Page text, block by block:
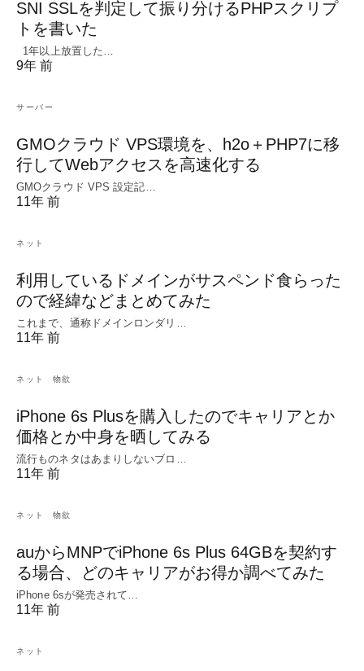
SNI SSLを判定して振り分けるPHPスクリプ
トを書いた
1年以上放置した…
9年 前
サーバー
GMOクラウド VPS環境を、h2o＋PHP7に移
行してWebアクセスを高速化する
GMOクラウド VPS 設定記…
11年 前
ネット
利用しているドメインがサスペンド食らった
ので経緯などまとめてみた
これまで、通称ドメインロンダリ…
11年 前
ネット 物欲
iPhone 6s Plusを購入したのでキャリアとか
価格とか中身を晒してみる
流行ものネタはあまりしないブロ…
11年 前
ネット 物欲
auからMNPでiPhone 6s Plus 64GBを契約す
る場合、どのキャリアがお得か調べてみた
iPhone 6sが発売されて…
11年 前
ネット